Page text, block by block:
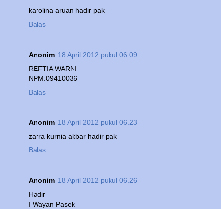
karolina aruan hadir pak
Balas
Anonim 18 April 2012 pukul 06.09
REFTIA WARNI
NPM.09410036
Balas
Anonim 18 April 2012 pukul 06.23
zarra kurnia akbar hadir pak
Balas
Anonim 18 April 2012 pukul 06.26
Hadir
I Wayan Pasek